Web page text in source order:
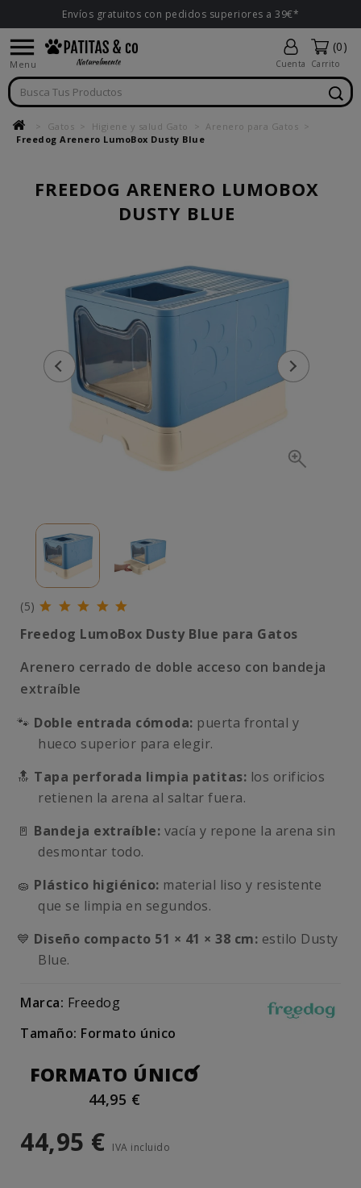
Envíos gratuitos con pedidos superiores a 39€*

Menu Cuenta
(0)
Carrito
Gatos Higiene y salud Gato
Arenero para Gatos
Freedog Arenero LumoBox Dusty Blue
FREEDOG ARENERO LUMOBOX
DUSTY BLUE
(5)
Freedog LumoBox Dusty Blue para Gatos
Arenero cerrado de doble acceso con bandeja
extraíble
🐾 Doble entrada cómoda: puerta frontal y
hueco superior para elegir.
🔝 Tapa perforada limpia patitas: los orificios
retienen la arena al saltar fuera.
🚪 Bandeja extraíble: vacía y repone la arena sin
desmontar todo.
🧽 Plástico higiénico: material liso y resistente
que se limpia en segundos.
💙 Diseño compacto 51 × 41 × 38 cm: estilo Dusty
Blue.
Marca: Freedog
Tamaño: Formato único
FORMATO ÚNICO
44,95 €
44,95 € IVA incluido